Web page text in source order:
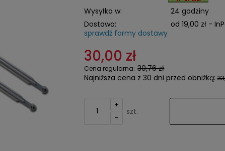
Wysyłka w:
24 godziny
Dostawa:
od 19,00 zł -
kosztów płatności
sprawdź formy dostawy
30,00 zł
Cena regularna: 30,76 zł
Najniższa cena z 30 dni przed obniżką:
+
-
szt.